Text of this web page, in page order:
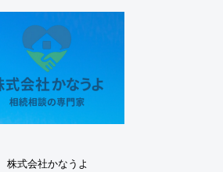
株式会社かなうよ